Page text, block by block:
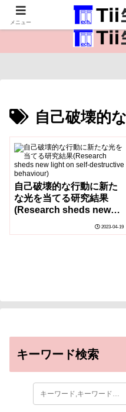
医療保健・生命
自己破壊的
自己破壊的な行動に新た
な光を当てる研究結果
(Research sheds new
light on self-destructive
behaviour)
2023-04-19
キーワード検索
メニュー